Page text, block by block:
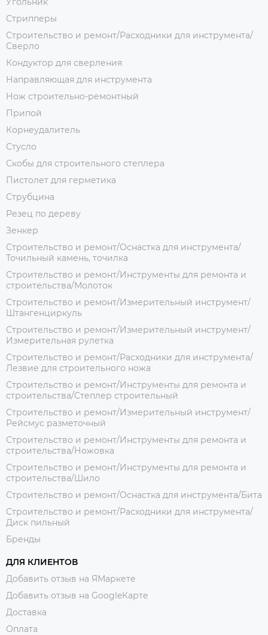
Стрипперы
Строительство и ремонт/Расходники для инструмента/
Сверло
Кондуктор для сверления
Направляющая для инструмента
Нож строительно-ремонтный
Припой
Корнеудалитель
Стусло
Скобы для строительного степлера
Пистолет для герметика
Струбцина
Резец по дереву
Зенкер
Строительство и ремонт/Оснастка для инструмента/
Точильный камень, точилка
Строительство и ремонт/Инструменты для ремонта и
строительства/Молоток
Строительство и ремонт/Измерительный инструмент/
Штангенциркуль
Строительство и ремонт/Измерительный инструмент/
Измерительная рулетка
Строительство и ремонт/Расходники для инструмента/
Лезвие для строительного ножа
Строительство и ремонт/Инструменты для ремонта и
строительства/Степлер строительный
Строительство и ремонт/Измерительный инструмент/
Рейсмус разметочный
Строительство и ремонт/Инструменты для ремонта и
строительства/Ножовка
Строительство и ремонт/Инструменты для ремонта и
строительства/Шило
Строительство и ремонт/Оснастка для инструмента/Бита
Строительство и ремонт/Расходники для инструмента/
Диск пильный
Бренды
ДЛЯ КЛИЕНТОВ
Добавить отзыв на ЯМаркете
Добавить отзыв на GoogleКарте
Доставка
Оплата